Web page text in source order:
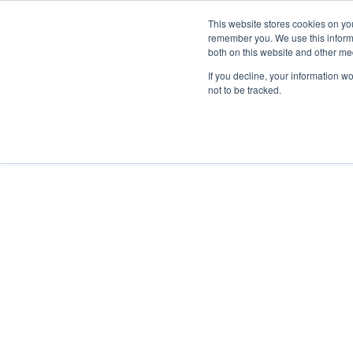
This website stores cookies on
remember you. We use this
both on this website and other
If you decline, your information
not to be tracked.
Passa al contenuto principale